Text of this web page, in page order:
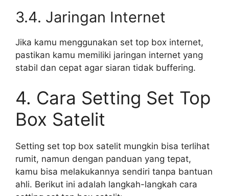
3.4. Jaringan Internet
Jika kamu menggunakan set top box internet,
pastikan kamu memiliki jaringan internet yang
stabil dan cepat agar siaran tidak buffering.
4. Cara Setting Set Top
Box Satelit
Setting set top box satelit mungkin bisa terlihat
rumit, namun dengan panduan yang tepat,
kamu bisa melakukannya sendiri tanpa bantuan
ahli. Berikut ini adalah langkah-langkah cara